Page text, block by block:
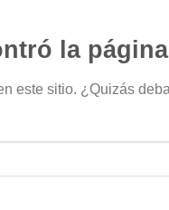
la
este sitio. ¿Quizás